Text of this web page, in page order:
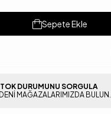
Sepete Ekle
DURUMUNU SORGULA
MAĞAZALARIMIZDA BULUN.